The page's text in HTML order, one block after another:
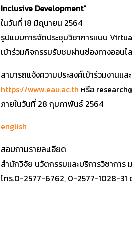
Inclusive Development"
ในวันที่ 18 มิถุนายน 2564
รูปแบบการจัดประชุมวิชาการแบบ
เข้าร่วมกิจกรรมรับชมผ่านช่องทางออนไ
สามารถแจ้งความประสงค์เข้าร่วมงานแ
https://www.eau.ac.th หรือ
ภายในวันที่ 28 กุมภาพันธ์ 2564
english
สอบถามรายละเอียด
สำนักวิจัย นวัตกรรมและบริการวิชาการ
โทร.0-2577-6762, 0-2577-1028-31